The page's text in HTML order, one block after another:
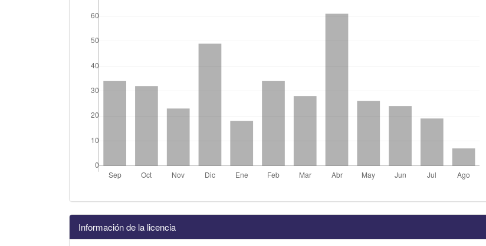
Información de la licencia